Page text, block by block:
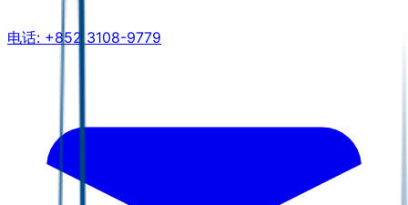
电话: +852 3108-9779